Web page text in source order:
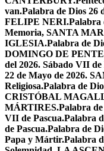
van.Palabra de Dios 26
FELIPE NERI.Palabra
Memoria, SANTA
IGLESIA.Palabra de
DOMINGO DE
del 2026. Sábado VII
22 de Mayo de 2026.
Religiosa.Palabra de
CRISTÓBAL
MÁRTIRES.Palabra
VII de Pascua.Palabra
de Pascua.Palabra de
Papa y Mártir.Palabra